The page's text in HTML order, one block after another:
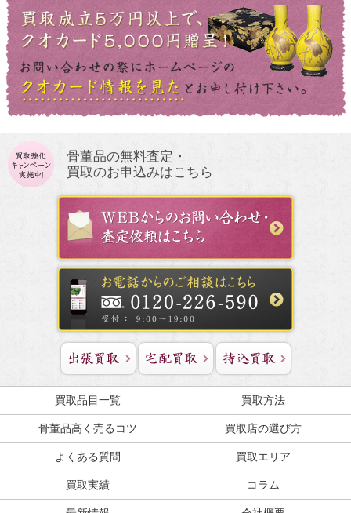
骨董品の無料査定・
買取のお申込みはこちら
買取品目一覧 買取方法
骨董品高く売るコツ 買取店の選び方
よくある質問 買取エリア
買取実績 コラム